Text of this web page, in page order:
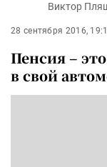
Виктор
28 сентября 2016,
Пенсия –
в свой